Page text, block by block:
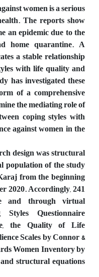
women is a serious
The reports show
an epidemic due to the
home quarantine. A
a stable relationship
with life quality and
has investigated these
of a comprehensive
the mediating role of
coping styles with
against women in the
design was structural
population of the study
from the beginning
2020. Accordingly, 241
and through virtual
Questionnaire
the Quality of Life
Scales by Connor &
Women Inventory by
structural equations